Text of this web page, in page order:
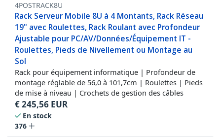
4POSTRACK8U
Rack Serveur Mobile 8U à 4 Montants, Rack Réseau
19" avec Roulettes, Rack Roulant avec Profondeur
Ajustable pour PC/AV/Données/Équipement IT -
Roulettes, Pieds de Nivellement ou Montage au
Sol
Rack pour équipement informatique | Profondeur de
montage réglable de 56,0 à 101,7cm | Roulettes | Pieds
de mise à niveau | Crochets de gestion des câbles
€245,56 EUR
En stock
376